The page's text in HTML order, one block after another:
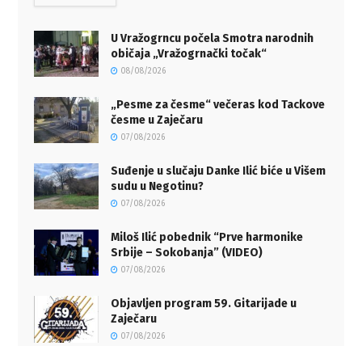
U Vražogrncu počela Smotra narodnih
običaja „Vražogrnački točak“
08/08/2026
„Pesme za česme“ večeras kod Tackove
česme u Zaječaru
07/08/2026
Suđenje u slučaju Danke Ilić biće u Višem
sudu u Negotinu?
07/08/2026
Miloš Ilić pobednik “Prve harmonike
Srbije – Sokobanja” (VIDEO)
07/08/2026
Objavljen program 59. Gitarijade u
Zaječaru
07/08/2026